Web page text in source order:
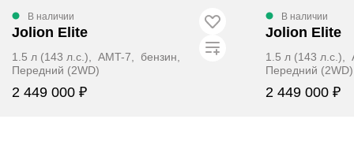
В наличии
Jolion Elite
1.5 л (143 л.с.), AMT-7, бензин,
Передний (2WD)
2 449 000 ₽
В наличии
Jolion Elite
1.5 л (143 л.с.),
Передний (2WD)
2 449 000 ₽